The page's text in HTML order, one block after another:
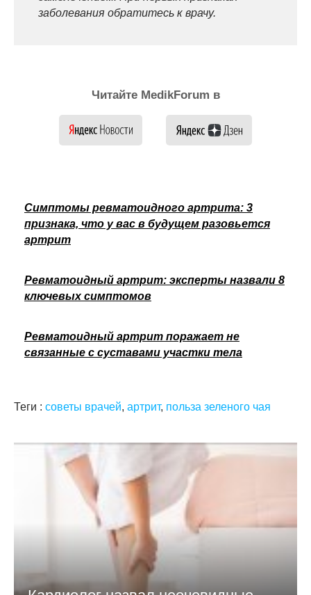
заболевания обратитесь к врачу.
Читайте MedikForum в
Симптомы ревматоидного артрита: 3
признака, что у вас в будущем разовьется
артрит
Ревматоидный артрит: эксперты назвали 8
ключевых симптомов
Ревматоидный артрит поражает не
связанные с суставами участки тела
Теги : советы врачей, артрит, польза зеленого чая